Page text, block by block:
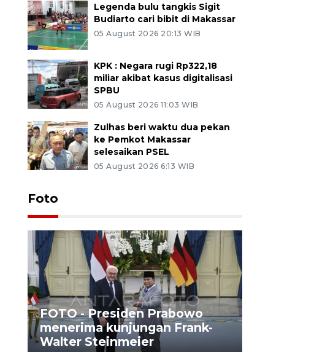
Legenda bulu tangkis Sigit
Budiarto cari bibit di Makassar
05 August 2026 20:13 WIB
KPK : Negara rugi Rp322,18
miliar akibat kasus digitalisasi
SPBU
05 August 2026 11:03 WIB
Zulhas beri waktu dua pekan
ke Pemkot Makassar
selesaikan PSEL
05 August 2026 6:13 WIB
Foto
FOTO - Presiden Prabowo
menerima kunjungan Frank-
Walter Steinmeier